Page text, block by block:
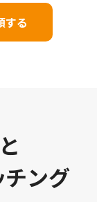
する
チング